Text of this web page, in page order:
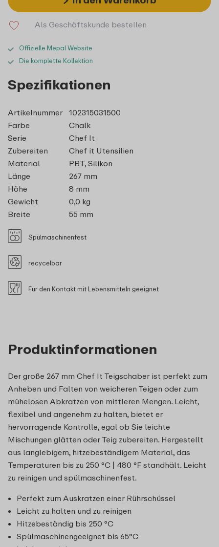
Als Geschäftskunde bestellen
Offizielle Mepal Website
Die komplette Kollektion
Produktinformationen
Der große 267 mm Chef It Teigschaber ist perfekt zum
Anheben und Falten von weicheren Teigen oder zum
mühelosen Abkratzen von mittleren Mengen. Leicht,
flexibel und angenehm zu halten, bietet er
hervorragende Kontrolle, egal ob Sie leichte
Mischungen glätten oder Teig zubereiten. Hergestellt
aus langlebigem, hitzebeständigem Material, das
Temperaturen bis zu 250 °C | 480 °F standhält. Leicht
zu reinigen und spülmaschinenfest.
Perfekt zum Auskratzen einer Rührschüssel
Leicht zu halten und zu reinigen
Hitzebeständig bis 250 °C
Spülmaschinengeeignet bis 65°C
Spezifikationen
Artikelnummer
102315031500
Farbe
Chalk
Serie
Chef It
Zubereiten
Chef it Utensilien
Material
PBT, Silikon
Länge
267 mm
Höhe
8 mm
Gewicht
0,0 kg
Breite
55 mm
Spülmaschinenfest
recycelbar
Für den Kontakt mit Lebensmitteln geeignet